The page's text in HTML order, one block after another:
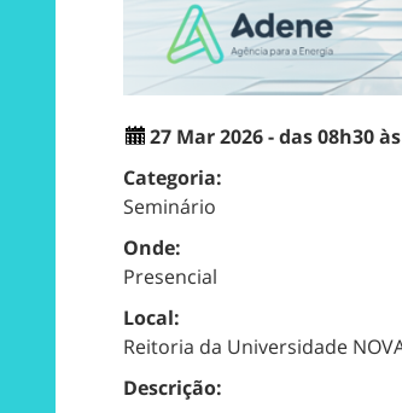
27 Mar 2026 - das 08h30
Categoria:
Seminário
Onde:
Presencial
Local:
Reitoria da Universidade
Descrição: